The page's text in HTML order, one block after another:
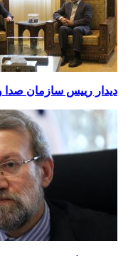
دیدار رییس سازمان صدا و